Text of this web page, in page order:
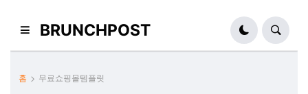
BRUNCHPOST
홈 무료쇼핑몰템플릿